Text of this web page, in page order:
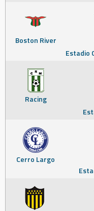
Boston River
Estadio
Racing
Cerro Largo